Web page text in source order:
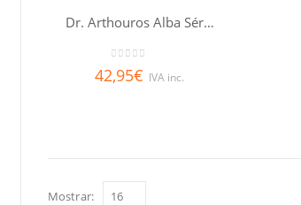
Dr. Arthouros Alba Sérum Despigmentante Amplio Espectro 30ml
0 out of 5
42,95€ IVA inc.
Mostrar: